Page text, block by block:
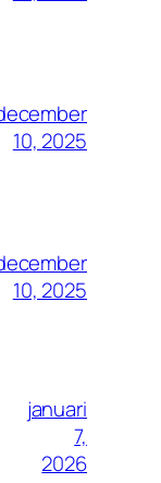
10, 2025
10, 2025
januari
7,
2026